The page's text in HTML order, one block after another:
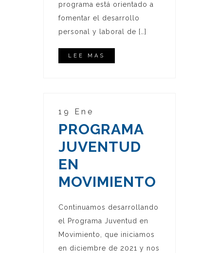
programa está orientado a
fomentar el desarrollo
personal y laboral de […]
LEE MAS
19 Ene
PROGRAMA
JUVENTUD
EN
MOVIMIENTO
Continuamos desarrollando
el Programa Juventud en
Movimiento, que iniciamos
en diciembre de 2021 y nos